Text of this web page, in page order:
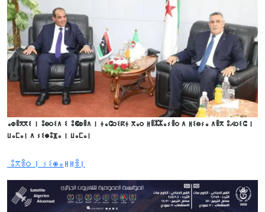
ⴰⵀⴻⴳⴳⵉ ⵏ ⵓⴱⵔⵉⴷ ⵉ ⵓⵞⵀⴻⴷ ⵏ ⵜⴰⵛⵔⵉⴽⵜ ⴳⴰⵔ ⵍⴻⵣⵣⴰⵢⴻⵔ ⴷ ⵍⵉⴱⵢⴰ ⴷⴻⴳ ⵓⵃⵔⵉⵛ ⵏ
ⵡⴰⵎⴰⵏ ⴷ ⵢⵉⵙⵓⴼⴰ ⵏ ⵡⴰⵎⴰⵏ
ⵓⴳⴻⵔ ⵏ ⵢⵉⵙⴰⵍⵍⴻⵏ